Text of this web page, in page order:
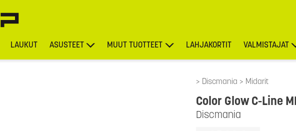
LAUKUT ASUSTEET MUUT TUOTTEET LAHJAKORTIT VALMISTAJAT
Discmania Midarit
Discmania
Color Glow C-Line